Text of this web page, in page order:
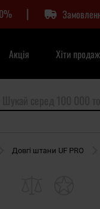
|
Акція Хіти
Довгі штани UF PRO